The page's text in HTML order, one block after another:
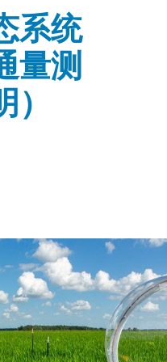
系统
量测